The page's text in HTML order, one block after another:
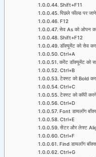
Shift+F11
पिछले फील्ड पर
F12
सेव As को ओपन
Shift+F12
डॉक्यूमेंट को सेव
Ctrl+A
करेंट डॉक्यूमेंट को
Ctrl+B
टेक्स्ट को Bold
Ctrl+C
टेक्स्ट को कॉपी
Ctrl+D
Font डायलॉग
Ctrl+E
सेंटर और लेफ्ट
Ctrl+F
Find डायलॉग
Ctrl+G